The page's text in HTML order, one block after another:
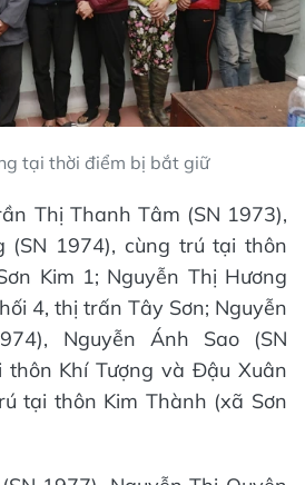
tại thời điểm bị bắt giữ
Thị Thanh Tâm (SN 1973),
(SN 1974), cùng trú tại thôn
Kim 1; Nguyễn Thị Hương
4, thị trấn Tây Sơn; Nguyễn
Nguyễn Ánh Sao (SN
thôn Khí Tượng và Đậu Xuân
tại thôn Kim Thành (xã Sơn